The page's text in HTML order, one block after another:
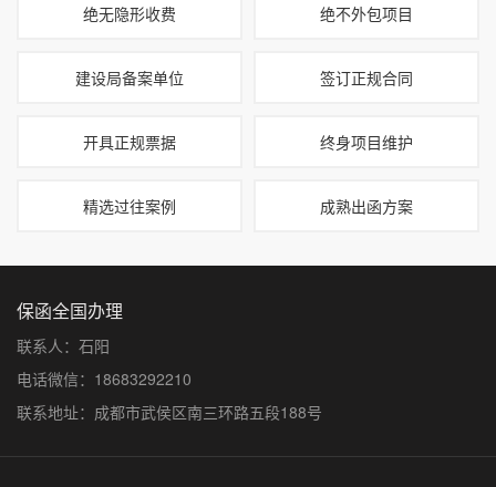
绝无隐形收费 绝不外包项目
建设局备案单位 签订正规合同
开具正规票据 终身项目维护
精选过往案例 成熟出函方案
保函全国办理
联系人：石阳
电话微信：18683292210
联系地址：成都市武侯区南三环路五段188号